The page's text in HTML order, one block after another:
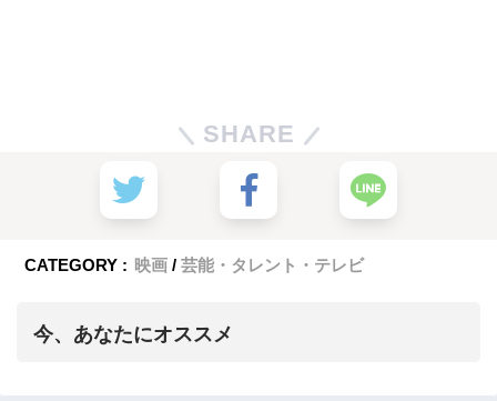
SHARE
CATEGORY : 映画 芸能・タレント・テレビ
今、あなたにオススメ